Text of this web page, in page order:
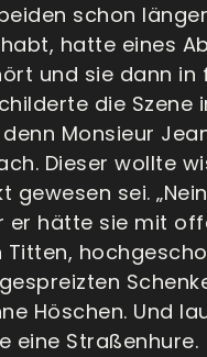
schon
hatte eines
und sie dann in
die Szene
denn Monsieur
Dieser wollte
gewesen sei.
er hätte sie mit
Titten,
Höschen. Und
eine Straßenhure.